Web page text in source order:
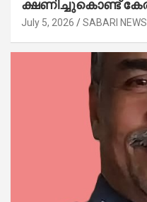
ക്ഷണിച്ചുകൊണ്ട്
July 5, 2026 SABARI NEWS